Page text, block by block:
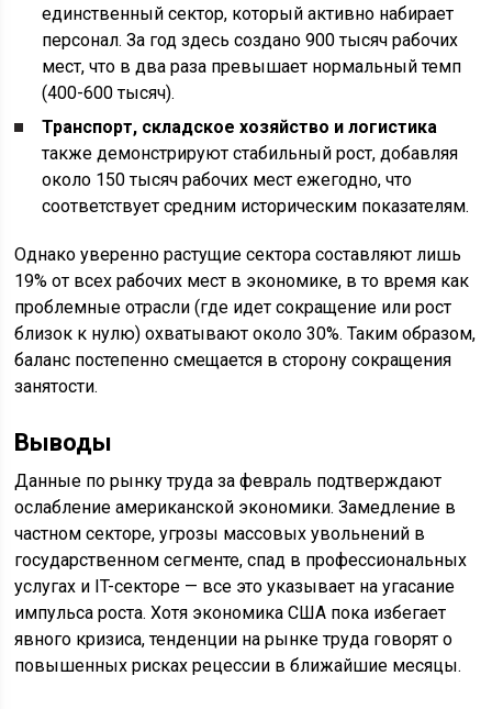
единственный сектор, который активно набирает
персонал. За год здесь создано 900 тысяч рабочих
мест, что в два раза превышает нормальный темп
(400-600 тысяч).
Транспорт, складское хозяйство и логистика
также демонстрируют стабильный рост, добавляя
около 150 тысяч рабочих мест ежегодно, что
соответствует средним историческим показателям.
Однако уверенно растущие сектора составляют лишь
19% от всех рабочих мест в экономике, в то время как
проблемные отрасли (где идет сокращение или рост
близок к нулю) охватывают около 30%. Таким образом,
баланс постепенно смещается в сторону сокращения
занятости.
Выводы
Данные по рынку труда за февраль подтверждают
ослабление американской экономики. Замедление в
частном секторе, угрозы массовых увольнений в
государственном сегменте, спад в профессиональных
услугах и IT-секторе — все это указывает на угасание
импульса роста. Хотя экономика США пока избегает
явного кризиса, тенденции на рынке труда говорят о
повышенных рисках рецессии в ближайшие месяцы.